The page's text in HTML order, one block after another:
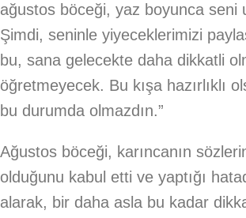
ağustos böceği, yaz boyunca seni
Şimdi, seninle yiyeceklerimizi
bu, sana gelecekte daha dikkatli
öğretmeyecek. Bu kışa hazırlıklı
bu durumda olmazdın.”
Ağustos böceği, karıncanın
olduğunu kabul etti ve yaptığı
alarak, bir daha asla bu kadar